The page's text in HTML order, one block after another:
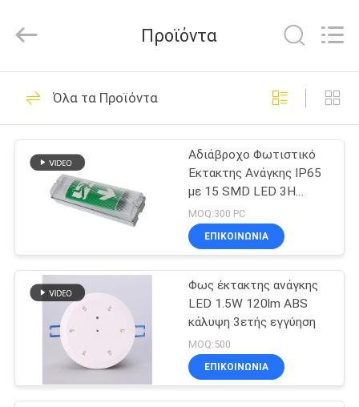
ΣΠΊΤΙ
ΠΡΟΪΌΝΤΑ
ΠΕΡΊΠΟΥ
ΓΎΡΟΣ
ΕΡΓΟΣΤΑΣΊΩΝ
ΠΟΙΟΤΙΚΌΣ
ΈΛΕΓΧΟΣ
Technology
Co.,Ltd.
Reserved.
Αδιάβροχο φως
έκτακτης ανάγκης
92
Επανακαταλογηστέο
φως έκτακτης
ανάγκης
73
Προϊόντα
Όλα τα Προϊόντα
Αδιάβροχο Φωτιστικό
Έκτακτης Ανάγκης IP65
με 15 SMD LED 3H
Διάρκεια
MOQ:300 PC
ΕΠΙΚΟΙΝΩΝΊΑ
Φως έκτακτης ανάγκης
LED 1.5W 120lm ABS
κάλυψη 3ετής εγγύηση
MOQ:500
ΕΠΙΚΟΙΝΩΝΊΑ